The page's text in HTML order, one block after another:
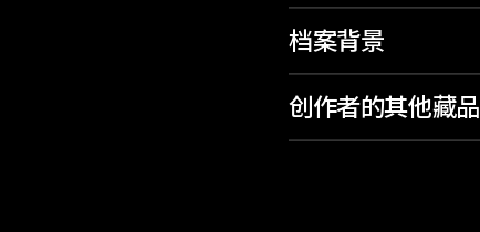
档案背景
创作者的其他藏品